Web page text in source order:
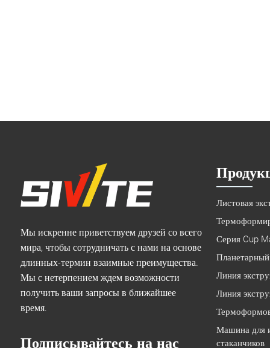
Мы искренне приветствуем друзей со всего
мира, чтобы сотрудничать с нами на основе
длинных-термин взаимные преимущества.
Мы с нетерпением ждем возможности
получить ваши запросы в ближайшее
время.
Подписывайтесь на нас
Листовая
Серия Cup
Планетарный
Линия
Линия
Машина для
стаканчиков